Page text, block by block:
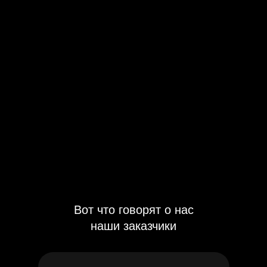
Вот что говорят о нас
наши заказчики